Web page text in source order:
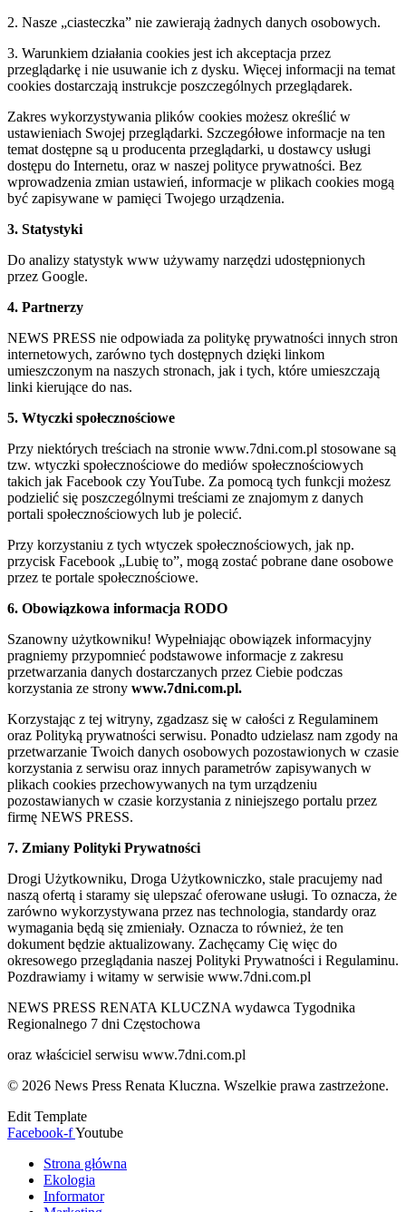
2. Nasze „ciasteczka” nie zawierają żadnych danych osobowych.
3. Warunkiem działania cookies jest ich akceptacja przez
przeglądarkę i nie usuwanie ich z dysku. Więcej informacji na temat
cookies dostarczają instrukcje poszczególnych przeglądarek.
Zakres wykorzystywania plików cookies możesz określić w
ustawieniach Swojej przeglądarki. Szczegółowe informacje na ten
temat dostępne są u producenta przeglądarki, u dostawcy usługi
dostępu do Internetu, oraz w naszej polityce prywatności. Bez
wprowadzenia zmian ustawień, informacje w plikach cookies mogą
być zapisywane w pamięci Twojego urządzenia.
3. Statystyki
Do analizy statystyk www używamy narzędzi udostępnionych
przez Google.
4. Partnerzy
NEWS PRESS nie odpowiada za politykę prywatności innych stron
internetowych, zarówno tych dostępnych dzięki linkom
umieszczonym na naszych stronach, jak i tych, które umieszczają
linki kierujące do nas.
5. Wtyczki społecznościowe
Przy niektórych treściach na stronie www.7dni.com.pl stosowane są
tzw. wtyczki społecznościowe do mediów społecznościowych
takich jak Facebook czy YouTube. Za pomocą tych funkcji możesz
podzielić się poszczególnymi treściami ze znajomym z danych
portali społecznościowych lub je polecić.
Przy korzystaniu z tych wtyczek społecznościowych, jak np.
przycisk Facebook „Lubię to”, mogą zostać pobrane dane osobowe
przez te portale społecznościowe.
6. Obowiązkowa informacja RODO
Szanowny użytkowniku! Wypełniając obowiązek informacyjny
pragniemy przypomnieć podstawowe informacje z zakresu
przetwarzania danych dostarczanych przez Ciebie podczas
korzystania ze strony www.7dni.com.pl.
Korzystając z tej witryny, zgadzasz się w całości z Regulaminem
oraz Polityką prywatności serwisu. Ponadto udzielasz nam zgody na
przetwarzanie Twoich danych osobowych pozostawionych w czasie
korzystania z serwisu oraz innych parametrów zapisywanych w
plikach cookies przechowywanych na tym urządzeniu
pozostawianych w czasie korzystania z niniejszego portalu przez
firmę NEWS PRESS.
7. Zmiany Polityki Prywatności
Drogi Użytkowniku, Droga Użytkowniczko, stale pracujemy nad
naszą ofertą i staramy się ulepszać oferowane usługi. To oznacza, że
zarówno wykorzystywana przez nas technologia, standardy oraz
wymagania będą się zmieniały. Oznacza to również, że ten
dokument będzie aktualizowany. Zachęcamy Cię więc do
okresowego przeglądania naszej Polityki Prywatności i Regulaminu.
Pozdrawiamy i witamy w serwisie www.7dni.com.pl
NEWS PRESS RENATA KLUCZNA wydawca Tygodnika
Regionalnego 7 dni Częstochowa
oraz właściciel serwisu www.7dni.com.pl
© 2026 News Press Renata Kluczna. Wszelkie prawa zastrzeżone.
Edit Template
Facebook-fYoutube
Strona główna
Ekologia
Informator